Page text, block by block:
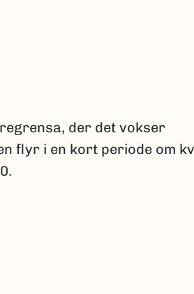
der det vokser
flyr i en kort periode om